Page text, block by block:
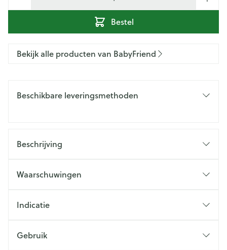
Bestel
Bekijk alle producten van BabyFriend
Beschikbare leveringsmethoden
Beschrijving
Waarschuwingen
Indicatie
Gebruik